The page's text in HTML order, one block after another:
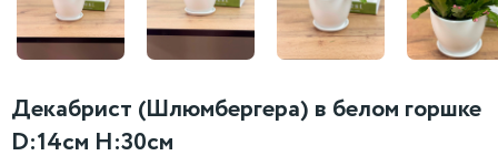
Декабрист (Шлюмбергера) в белом горшке
D:14см H:30см